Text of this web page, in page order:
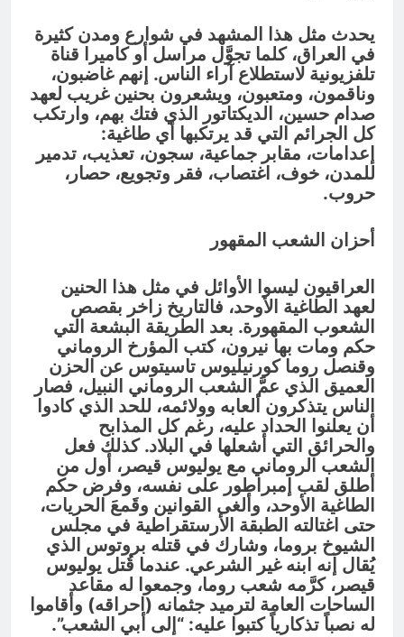
يحدث مثل هذا المشهد في شوارع ومدن كثيرة
في العراق، كلما تجوَّل مراسل أو كاميرا قناة
تلفزيونية لاستطلاع آراء الناس. إنهم غاضبون،
وناقمون، ومتعبون، ويشعرون بحنين غريب لعهد
صدام حسين، الديكتاتور الذي فتك بهم، وارتكب
كل الجرائم التي قد يرتكبها أي طاغية:
إعدامات، مقابر جماعية، سجون، تعذيب، تدمير
للمدن، خوف، اغتصاب، فقر وتجويع، حصار،
حروب.
أحزان الشعب المقهور
العراقيون ليسوا الأوائل في مثل هذا الحنين
لعهد الطاغية الأوحد، فالتاريخ زاخر بقصص
الشعوب المقهورة. بعد الطريقة البشعة التي
حكم ومات بها نيرون، كتب المؤرخ الروماني
وقنصل روما كورنيليوس تاسيتوس عن الحزن
العميق الذي عمَّ الشعب الروماني النبيل، فصار
الناس يتذكرون ألعابه وولائمه، للحد الذي كادوا
أن يعلنوا الحداد عليه، رغم كل المذابح
والحرائق التي أشعلها في البلاد. كذلك فعل
الشعب الروماني مع يوليوس قيصر، أول من
أطلق لقب إمبراطور على نفسه، وفرض حكم
الطاغية الأوحد، وألغى القوانين وقَمعَ الحريات،
حتى اغتالته الطبقة الأرستقراطية في مجلس
الشيوخ بروما، وشارك في قتله بروتوس الذي
يُقال إنه ابنه غير الشرعي. عندما قُتل يوليوس
قيصر، كرَّمه شعب روما، وجمعوا له مقاعد
الساحات العامة لترميد جثمانه (احراقه) وأقاموا
له نصباً تذكارياً كتبوا عليه: “إلى أبي الشعب”.